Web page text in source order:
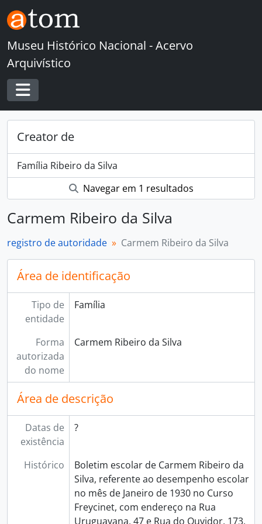
Skip to main content
Museu Histórico Nacional - Acervo
Arquivístico
Toggle navigation
Creator de
Família Ribeiro da Silva
Navegar em 1 resultados
Carmem Ribeiro da Silva
registro de autoridade Carmem Ribeiro da Silva
Área de identificação
Tipo de
entidade
Família
Forma
autorizada
do nome
Carmem Ribeiro da Silva
Área de descrição
Datas de
existência
?
Histórico
Boletim escolar de Carmem Ribeiro da
Silva, referente ao desempenho escolar
no mês de Janeiro de 1930 no Curso
Freycinet, com endereço na Rua
Uruguayana, 47 e Rua do Ouvidor, 173.